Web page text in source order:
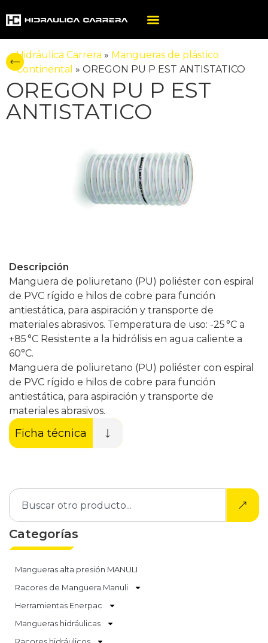
Hidráulica Carrera » Mangueras de plástico
Continental » OREGON PU P EST ANTISTATICO
OREGON PU P EST
ANTISTATICO
Descripción
Manguera de poliuretano (PU) poliéster con espiral
de PVC rígido e hilos de cobre para función
antiestática, para aspiración y transporte de
materiales abrasivos. Temperatura de uso: -25 °C a
+85 °C Resistente a la hidrólisis en agua caliente a
60°C.
Manguera de poliuretano (PU) poliéster con espiral
de PVC rígido e hilos de cobre para función
antiestática, para aspiración y transporte de
materiales abrasivos.
Ficha técnica
Categorías
Mangueras alta presión MANULI
Racores de Manguera Manuli
Herramientas Enerpac
Mangueras hidráulicas